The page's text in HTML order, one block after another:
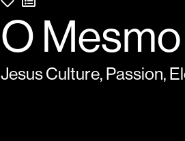
O
Jesus Culture,Passion,